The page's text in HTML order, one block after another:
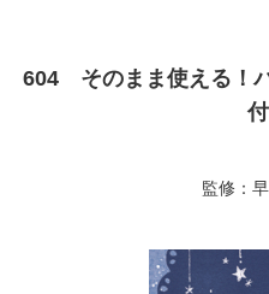
604 そのまま使える！
監修：